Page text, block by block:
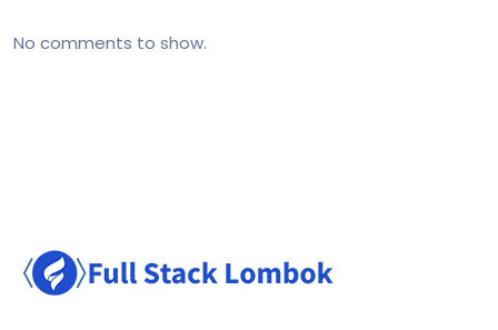
No comments to show.